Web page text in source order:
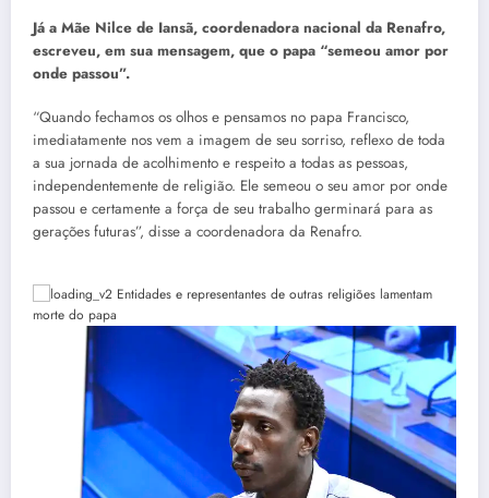
Já a Mãe Nilce de Iansã, coordenadora nacional da Renafro,
escreveu, em sua mensagem, que o papa “semeou amor por
onde passou”.
“Quando fechamos os olhos e pensamos no papa Francisco,
imediatamente nos vem a imagem de seu sorriso, reflexo de toda
a sua jornada de acolhimento e respeito a todas as pessoas,
independentemente de religião. Ele semeou o seu amor por onde
passou e certamente a força de seu trabalho germinará para as
gerações futuras”, disse a coordenadora da Renafro.